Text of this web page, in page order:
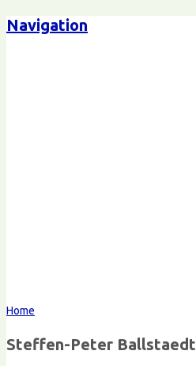
Navigation
Home
Steffen-Peter Ballstaedt